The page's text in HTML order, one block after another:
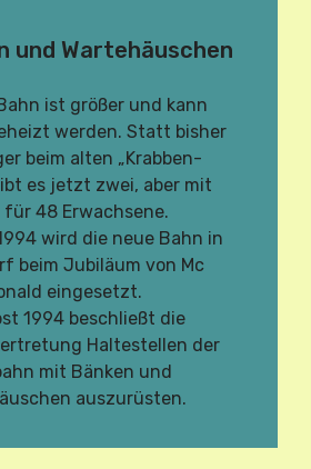
und Wartehäuschen
ist größer und kann
werden. Statt bisher
beim alten „Krabben-
es jetzt zwei, aber mit
für 48 Erwachsene.
wird die neue Bahn in
beim Jubiläum von Mc
eingesetzt.
1994 beschließt die
Haltestellen der
mit Bänken und
auszurüsten.